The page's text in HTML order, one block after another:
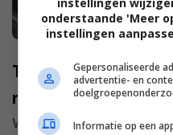
Tips voor als je
meer wilt
Wasverzachter. Ik ben
onderstaande 'Meer
instellingen
Gepersonaliseerde
advertentie- en
Informatie op een